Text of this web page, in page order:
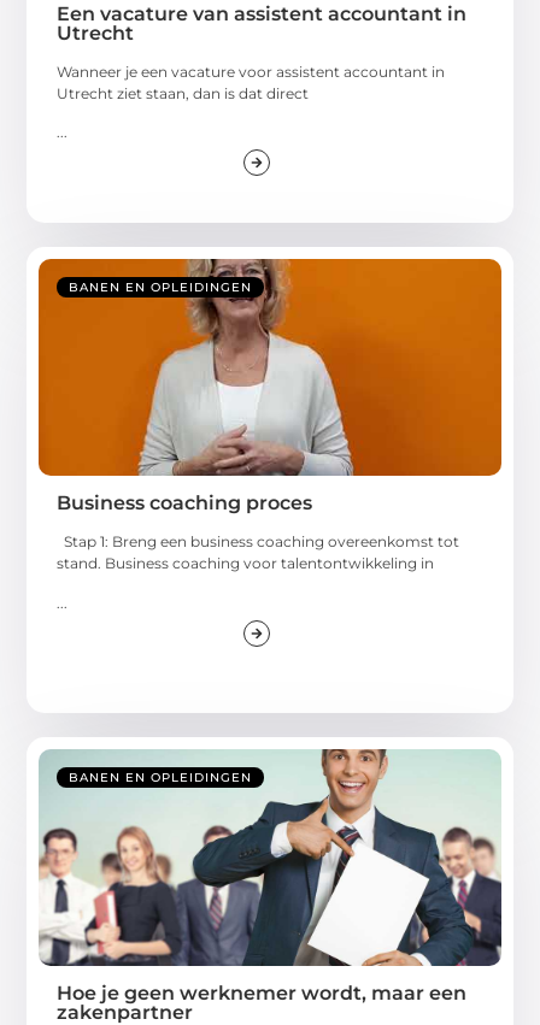
Een vacature van assistent accountant in
Utrecht
Wanneer je een vacature voor assistent accountant in
Utrecht ziet staan, dan is dat direct
...
BANEN EN OPLEIDINGEN
Business coaching proces
Stap 1: Breng een business coaching overeenkomst tot
stand. Business coaching voor talentontwikkeling in
BANEN EN OPLEIDINGEN
Hoe je geen werknemer wordt, maar een
zakenpartner